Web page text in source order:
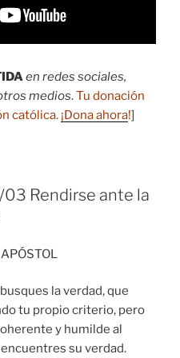
en redes sociales,
medios.Tu donación
católica. ¡Dona ahora!]
Rendirse ante la
la verdad, que
tu propio criterio, pero
y humilde al
su verdad.